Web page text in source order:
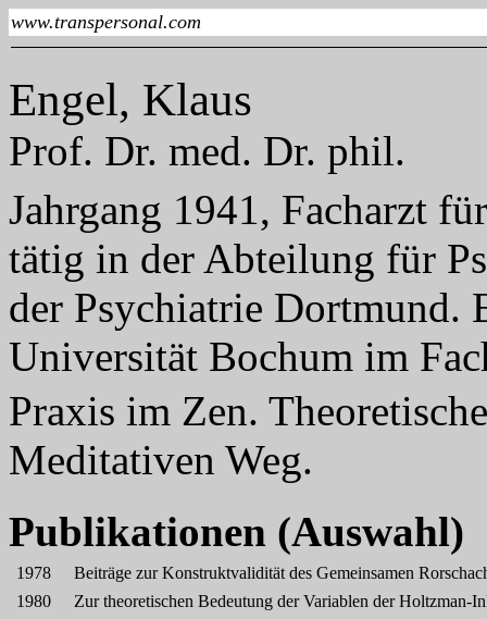
www.transpersonal.com
Engel, Klaus
Prof. Dr. med. Dr. phil.
Jahrgang 1941, Facharzt
tätig in der Abteilung für
der Psychiatrie Dortmund.
Universität Bochum im
Praxis im Zen.
Meditativen Weg.
Publikationen (Auswahl)
1978
Beiträge zur Konstruktvalidität des Gemeinsamen
1980
Zur theoretischen Bedeutung der Variablen der